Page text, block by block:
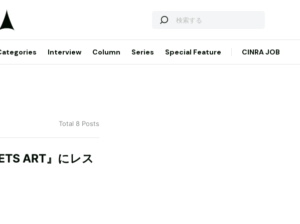
Interview Column Series Special Feature CINRA JOB
Total 8 Posts
ART』にレス